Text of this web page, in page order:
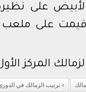
الأبيض على
المركز الأول
​ترتيب الزمالك في